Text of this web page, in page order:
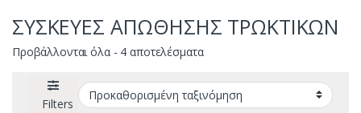
ΣΥΣΚΕΥΕΣ ΑΠΩΘΗΣΗΣ ΤΡΩΚΤΙΚΩΝ
Προβάλλονται όλα - 4 αποτελέσματα
Filters